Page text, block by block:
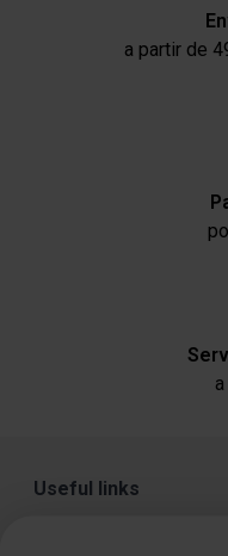
a partir de
Useful links